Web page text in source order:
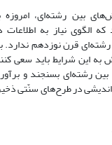
بین رشته‌ای،
که الگوی نیاز به
قرن نوزدهم ندارد.
به این شرایط باید سعی
بین رشته‌ای بسنجند و
در طرح‌های سنّتی